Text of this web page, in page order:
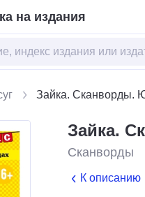
на издания
Зайка. Сканворды.
Зайка.
Сканворды
К описанию